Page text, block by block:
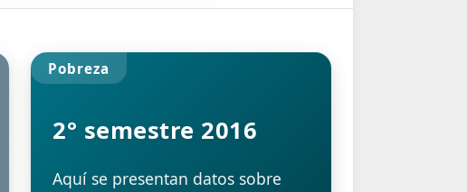
Pobreza
2° semestre 2016
Aquí se presentan datos sobre